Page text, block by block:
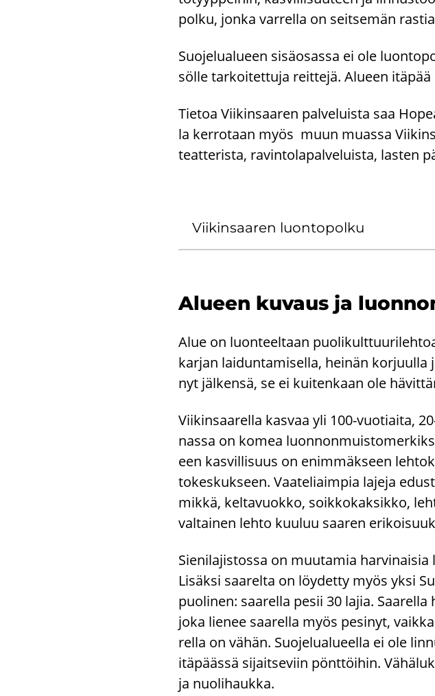
pol­ku, jonka var­rel­la on seit­se­män
Suo­je­lua­lu­een si­sä­osas­sa ei ole
söl­le tar­koi­tet­tu­ja reit­te­jä. Alu­een
Tie­toa Vii­kin­saa­ren pal­ve­luis­ta saa
la ker­ro­taan myös muun muas­sa
teat­te­ris­ta, ra­vin­to­la­pal­ve­luis­ta, las­ten
Vii­kin­saa­ren luon­to­pol­ku
Alu­een ku­vaus ja
Alue on luon­teel­taan
kar­jan lai­dun­ta­mi­sel­la, hei­nän
nyt jäl­ken­sä, se ei kui­ten­kaan ole
Vii­kin­saa­rel­la kas­vaa yli 100-​vuotiaita,
nas­sa on komea
een kas­vil­li­suus on enim­mäk­seen
to­kes­kuk­seen. Vaa­te­liaim­pia la­je­ja
mik­kä, kel­ta­vuok­ko, soik­ko­kak­sik­ko,
val­tai­nen lehto kuu­luu saa­ren
Sie­ni­la­jis­tos­sa on muu­ta­mia
Li­säk­si saa­rel­ta on löy­det­ty myös yksi
puo­li­nen: saa­rel­la pesii 30 lajia.
joka lie­nee saa­rel­la myös pe­si­nyt,
rel­la on vähän. Suo­je­lua­lu­eel­la ei ole
itä­pääs­sä si­jait­se­viin pönt­töi­hin.
ja nuo­li­hauk­ka.